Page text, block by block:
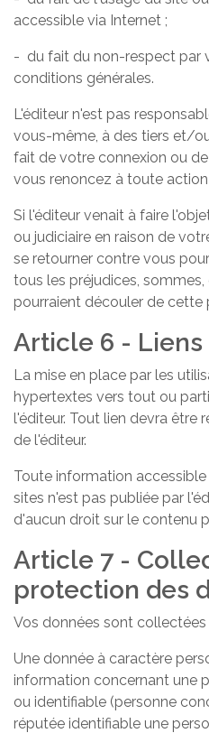
accessible via Internet ;
- du fait du non-respect par
conditions générales.
L'éditeur n'est pas
vous-même, à des tiers et/
fait de votre connexion ou
vous renoncez à toute
Si l'éditeur venait à faire
ou judiciaire en raison de
se retourner contre vous
tous les préjudices,
pourraient découler de cette
Article 6 -
La mise en place par les
hypertextes vers tout ou
l'éditeur. Tout lien devra être
de l'éditeur.
Toute information
sites n'est pas publiée par
d'aucun droit sur le contenu
Article 7 -
protection des
Vos données sont
Une donnée à caractère
information concernant une
ou identifiable (personne
réputée identifiable une